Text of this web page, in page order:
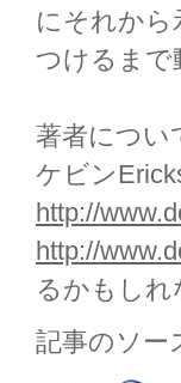
にそれか
つけるまで
著者につい
ケビン
http://
http://
るかもしれ
記事のソー